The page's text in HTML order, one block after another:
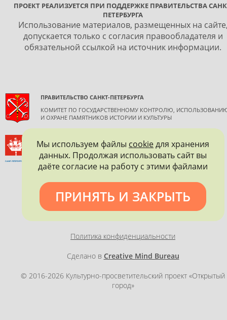
ПРОЕКТ РЕАЛИЗУЕТСЯ ПРИ ПОДДЕРЖКЕ ПРАВИТЕЛЬСТВА
ПЕТЕРБУРГА
Использование материалов, размещенных на
допускается только с согласия правообладателя и
обязательной ссылкой на источник информации.
ПРАВИТЕЛЬСТВО САНКТ-ПЕТЕРБУРГА
КОМИТЕТ ПО ГОСУДАРСТВЕННОМУ КОНТРОЛЮ,
И ОХРАНЕ ПАМЯТНИКОВ ИСТОРИИ И КУЛЬТУРЫ
ИСТОРИИ И КУЛЬТУРЫ
САНКТ-ПЕТЕРБУРГСКОЕ ГОРОДСКОЕ ОТДЕЛЕНИЕ
Политика конфиденциальности
Сделано в Creative Mind Bureau
© 2016-2026 Культурно-просветительский проект «Открытый
город»
Мы используем файлы cookieдля хранения
данных. Продолжая использовать сайт вы
даёте согласие на работу с этими файлами
ПРИНЯТЬ И ЗАКРЫТЬ